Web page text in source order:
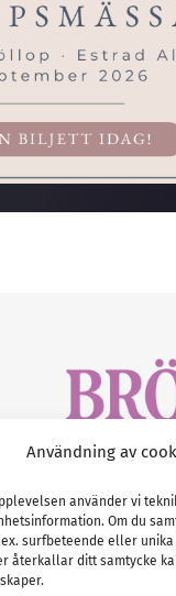
Användning av
använder vi
Om du
surfbeteende eller
återkallar ditt samtycke
Tel :0522-68 11
E-post:
Nordic Bridal